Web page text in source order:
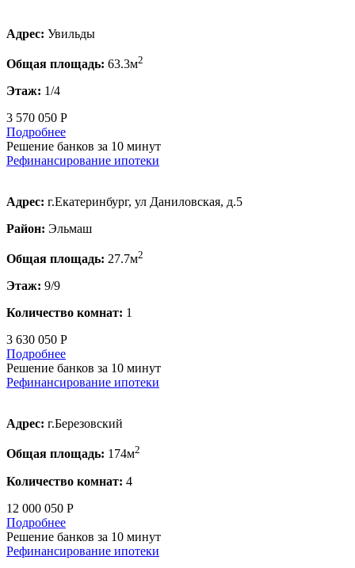
Адрес: Увильды
Общая площадь: 63.3м2
Этаж: 1/4
3 570 050 Р
Подробнее
Решение банков за 10 минут
Рефинансирование ипотеки
Адрес: г.Екатеринбург, ул Даниловская, д.5
Район: Эльмаш
Общая площадь: 27.7м2
Этаж: 9/9
Количество комнат: 1
3 630 050 Р
Подробнее
Решение банков за 10 минут
Рефинансирование ипотеки
Адрес: г.Березовский
Общая площадь: 174м2
Количество комнат: 4
12 000 050 Р
Подробнее
Решение банков за 10 минут
Рефинансирование ипотеки